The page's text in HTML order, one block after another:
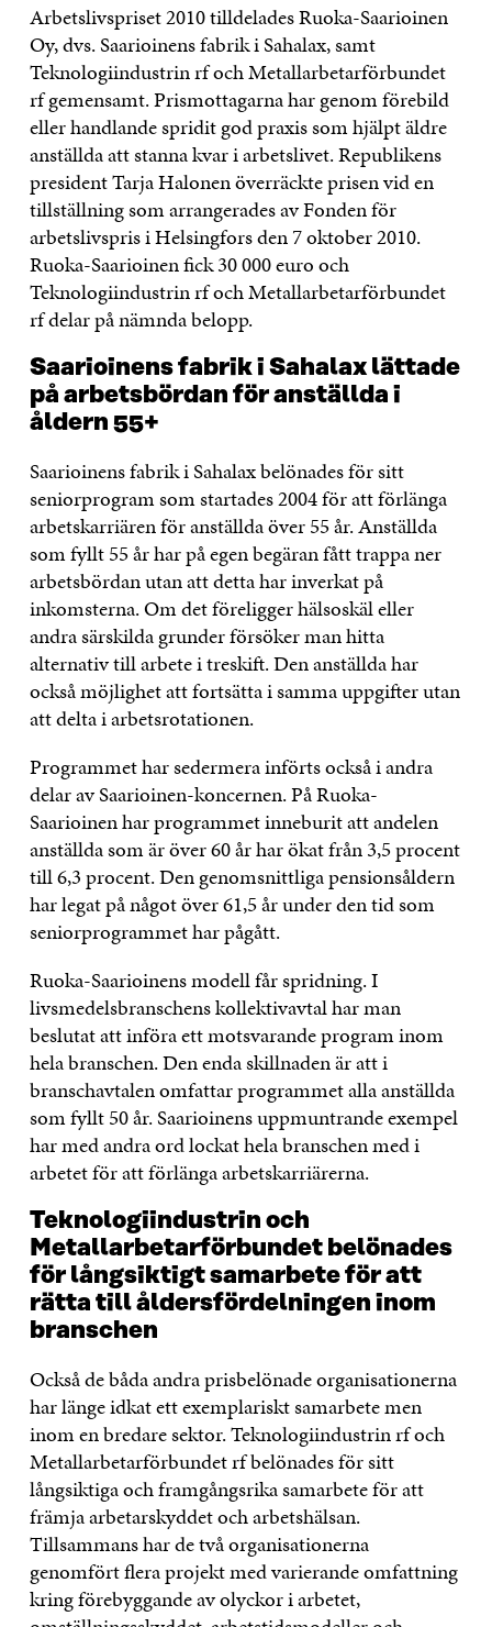
Arbetslivspriset 2010 tilldelades Ruoka-Saarioinen
Oy, dvs. Saarioinens fabrik i Sahalax, samt
Teknologiindustrin rf och Metallarbetarförbundet
rf gemensamt. Prismottagarna har genom förebild
eller handlande spridit god praxis som hjälpt äldre
anställda att stanna kvar i arbetslivet. Republikens
president Tarja Halonen överräckte prisen vid en
tillställning som arrangerades av Fonden för
arbetslivspris i Helsingfors den 7 oktober 2010.
Ruoka-Saarioinen fick 30 000 euro och
Teknologiindustrin rf och Metallarbetarförbundet
rf delar på nämnda belopp.
Saarioinens fabrik i Sahalax lättade
på arbetsbördan för anställda i
åldern 55+
Saarioinens fabrik i Sahalax belönades för sitt
seniorprogram som startades 2004 för att förlänga
arbetskarriären för anställda över 55 år. Anställda
som fyllt 55 år har på egen begäran fått trappa ner
arbetsbördan utan att detta har inverkat på
inkomsterna. Om det föreligger hälsoskäl eller
andra särskilda grunder försöker man hitta
alternativ till arbete i treskift. Den anställda har
också möjlighet att fortsätta i samma uppgifter utan
att delta i arbetsrotationen.
Programmet har sedermera införts också i andra
delar av Saarioinen-koncernen. På Ruoka-
Saarioinen har programmet inneburit att andelen
anställda som är över 60 år har ökat från 3,5 procent
till 6,3 procent. Den genomsnittliga pensionsåldern
har legat på något över 61,5 år under den tid som
seniorprogrammet har pågått.
Ruoka-Saarioinens modell får spridning. I
livsmedelsbranschens kollektivavtal har man
beslutat att införa ett motsvarande program inom
hela branschen. Den enda skillnaden är att i
branschavtalen omfattar programmet alla anställda
som fyllt 50 år. Saarioinens uppmuntrande exempel
har med andra ord lockat hela branschen med i
arbetet för att förlänga arbetskarriärerna.
Teknologiindustrin och
Metallarbetarförbundet belönades
för långsiktigt samarbete för att
rätta till åldersfördelningen inom
branschen
Också de båda andra prisbelönade organisationerna
har länge idkat ett exemplariskt samarbete men
inom en bredare sektor. Teknologiindustrin rf och
Metallarbetarförbundet rf belönades för sitt
långsiktiga och framgångsrika samarbete för att
främja arbetarskyddet och arbetshälsan.
Tillsammans har de två organisationerna
genomfört flera projekt med varierande omfattning
kring förebyggande av olyckor i arbetet,